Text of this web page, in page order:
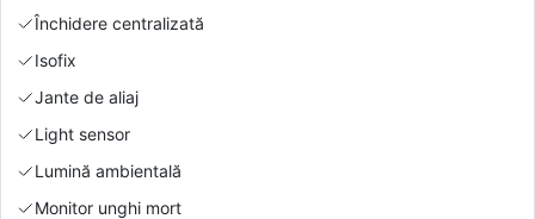
Închidere centralizată
Isofix
Jante de aliaj
Light sensor
Lumină ambientală
Monitor unghi mort